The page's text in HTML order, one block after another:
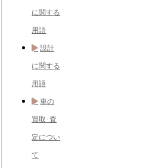
に関する
用語
設計
に関する
用語
車の
買取･査
定につい
て